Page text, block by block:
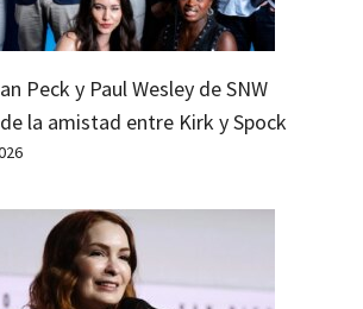
Peck y Paul Wesley de SNW
la amistad entre Kirk y Spock